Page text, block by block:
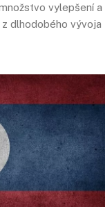
vylepšení a
dlhodobého vývoja